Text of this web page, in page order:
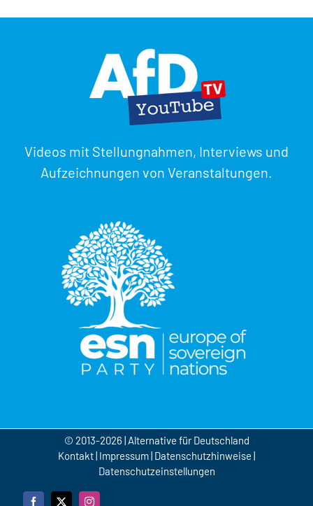
Videos mit Stellungnahmen, Interviews und
Aufzeichnungen von Veranstaltungen.
© 2013-2026 | Alternative für Deutschland
Kontakt| Impressum| Datenschutzhinweise |
Datenschutzeinstellungen